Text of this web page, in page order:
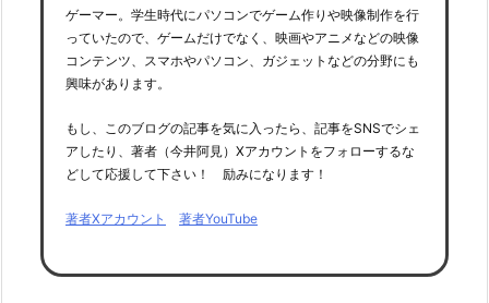
ゲーマー。学生時代にパソコンでゲーム作りや映像制作を行
っていたので、ゲームだけでなく、映画やアニメなどの映像
コンテンツ、スマホやパソコン、ガジェットなどの分野にも
興味があります。
もし、このブログの記事を気に入ったら、記事をSNSでシェ
アしたり、著者（今井阿見）Xアカウントをフォローするな
どして応援して下さい！ 励みになります！
著者Xアカウント 著者YouTube